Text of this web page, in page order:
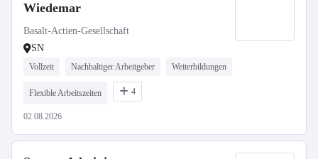
Wiedemar
Basalt-Actien-Gesellschaft
SN
Vollzeit Nachhaltiger Arbeitgeber Weiterbildungen
Flexible Arbeitszeiten 4
02.08.2026